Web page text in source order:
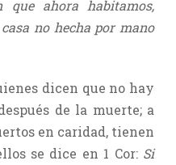
que ahora habitamos,
no hecha por mano
dicen que no hay
de la muerte; a
en caridad, tienen
se dice en 1 Cor: Si